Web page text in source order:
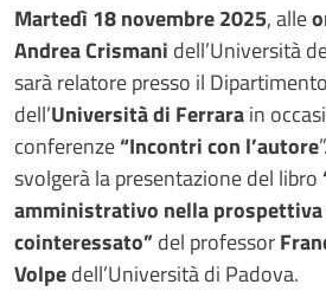
Testo evento
Martedì 18 novembre 2025, alle
Andrea Crismani dell’Università
sarà relatore presso il
dell’Università di Ferrarain
conferenze“Incontri con l’autore
svolgerà la presentazione del libro
amministrativo nella prospettiva
cointeressato”del professor
Volpedell’Università di Padova.